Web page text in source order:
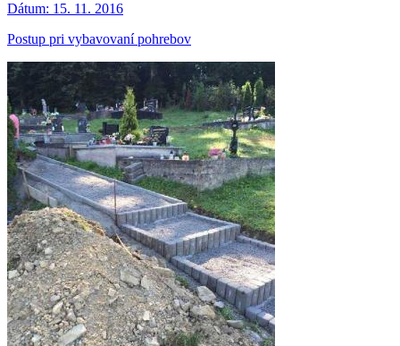
Dátum: 15. 11. 2016
Postup pri vybavovaní pohrebov